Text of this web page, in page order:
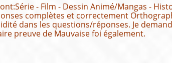
- Film - Dessin Animé/Mangas -
complètes et correctement
dans les questions/réponses. Je
preuve de Mauvaise foi également.